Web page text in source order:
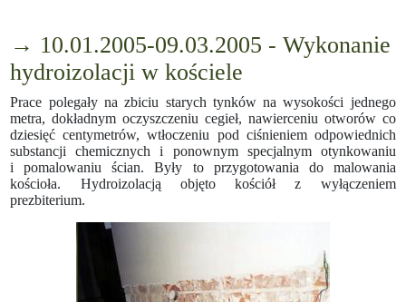
→ 10.01.2005-09.03.2005 - Wykonanie
hydroizolacji w kościele
Prace polegały na zbiciu starych tynków na wysokości jednego
metra, dokładnym oczyszczeniu cegieł, nawierceniu otworów co
dziesięć centymetrów, wtłoczeniu pod ciśnieniem odpowiednich
substancji chemicznych i ponownym specjalnym otynkowaniu
i pomalowaniu ścian. Były to przygotowania do malowania
kościoła. Hydroizolacją objęto kościół z wyłączeniem
prezbiterium.